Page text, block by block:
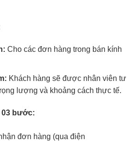
Cho các đơn hàng trong bán kính
Khách hàng sẽ được nhân viên tư
lượng và khoảng cách thực tế.
03 bước:
đơn hàng (qua điện